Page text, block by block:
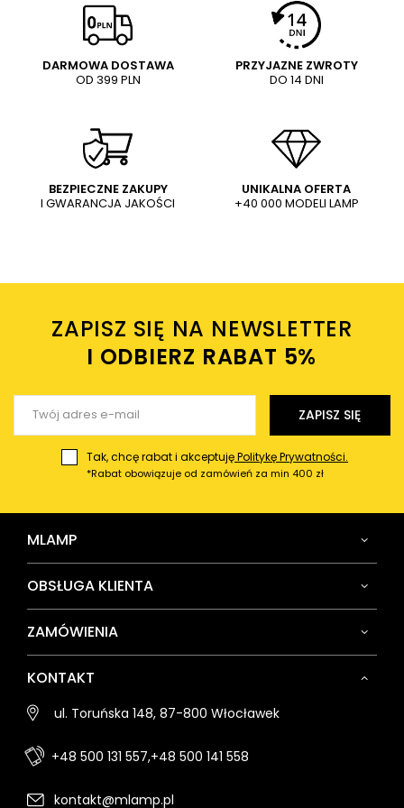
Pytanie 5/5
Treść twojej opinii
Dodaj własne zdjęcie produktu:
Twoje imię
Twój email
DARMOWA DOSTAWA
OD 399 PLN
PRZYJAZNE ZWROTY
DO 14 DNI
BEZPIECZNE ZAKUPY
I GWARANCJA JAKOŚCI
UNIKALNA OFERTA
+40 000 MODELI LAMP
ZAPISZ SIĘ NA NEWSLETTER
I ODBIERZ RABAT 5%ㅤ
ZAPISZ SIĘ
Tak, chcę rabat i akceptujęPolitykę Prywatności.
*Rabat obowiązuje od zamówień za min 400 zł
MLAMP
OBSŁUGA KLIENTA
ZAMÓWIENIA
KONTAKT
ul. Toruńska 148, 87-800 Włocławek
+48 500 131 557,+48 500 141 558
kontakt@mlamp.pl